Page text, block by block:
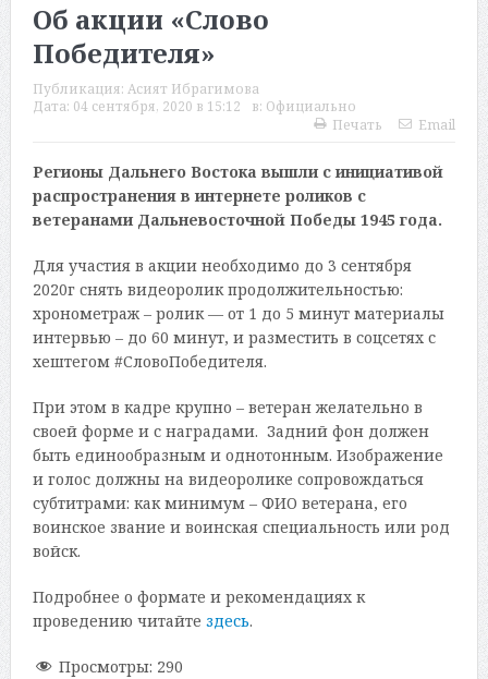
Об акции «Слово
Победителя»
Публикация: Асият Ибрагимова
Дата: 04 сентября, 2020 в 15:12 в: Официально
Печать
Email
Регионы Дальнего Востока вышли с инициативой
распространения в интернете роликов с
ветеранами Дальневосточной Победы 1945 года.
Для участия в акции необходимо до 3 сентября
2020г снять видеоролик продолжительностью:
хронометраж – ролик — от 1 до 5 минут материалы
интервью – до 60 минут, и разместить в соцсетях с
хештегом #СловоПобедителя.
При этом в кадре крупно – ветеран желательно в
своей форме и с наградами. Задний фон должен
быть единообразным и однотонным. Изображение
и голос должны на видеоролике сопровождаться
субтитрами: как минимум – ФИО ветерана, его
воинское звание и воинская специальность или род
войск.
Подробнее о формате и рекомендациях к
проведению читайте здесь.
Просмотры: 290